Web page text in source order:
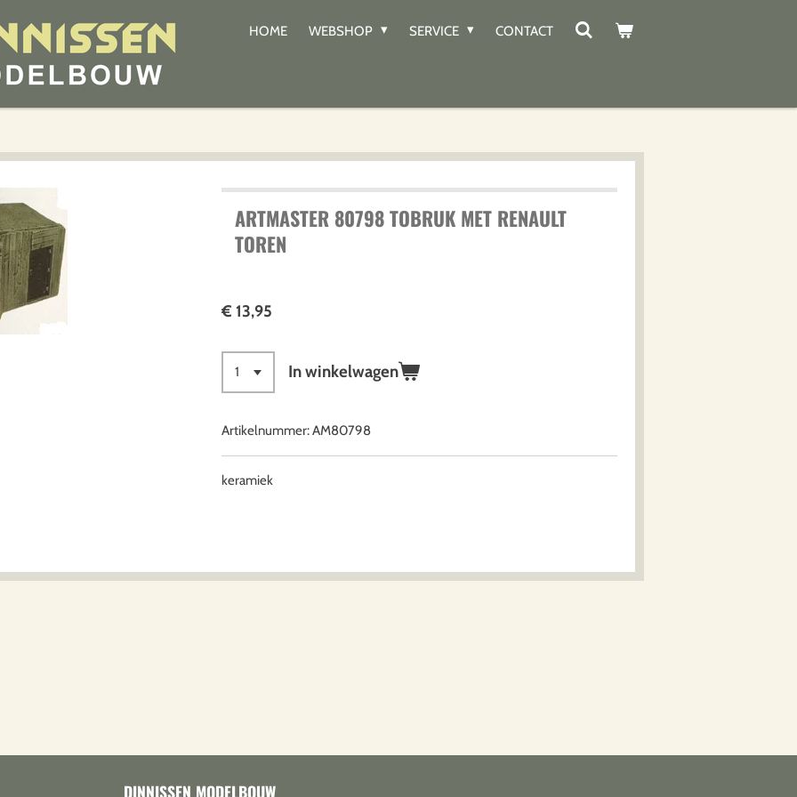
HOME WEBSHOP SERVICE CONTACT
ARTMASTER 80798 TOBRUK MET RENAULT
TOREN
€ 13,95
In winkelwagen
Artikelnummer:AM80798
keramiek
DINNISSEN MODELBOUW